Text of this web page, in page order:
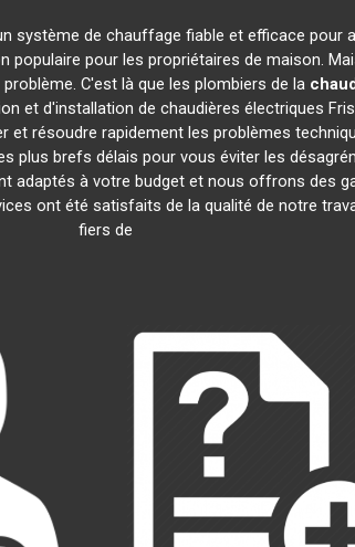
système de chauffage fiable et efficace pour
populaire pour les propriétaires de maison.
C'est là que les plombiers de la
et d'installation de chaudières électriques
résoudre rapidement les problèmes
plus brefs délais pour vous éviter les
adaptés à votre budget et nous offrons des
ont été satisfaits de la qualité de notre
fiers de